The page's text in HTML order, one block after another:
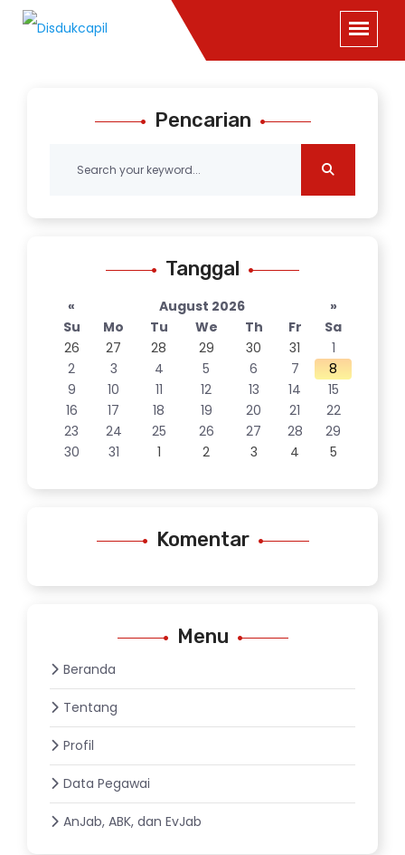
Pencarian
Tanggal
« August 2026
»
Su
Mo Tu We Th Fr
Sa
26
27 28 29 30 31
1
2
3 4 5 6 7
8
9
10 11 12 13 14
15
16
17 18 19 20 21
22
23
24 25 26 27 28
29
30
31 1 2 3 4 5
Komentar
Menu
Beranda
Tentang
Profil
Data Pegawai
AnJab, ABK, dan EvJab